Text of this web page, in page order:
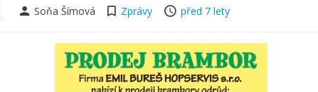
Soňa Šímová
Zprávy před 7 lety